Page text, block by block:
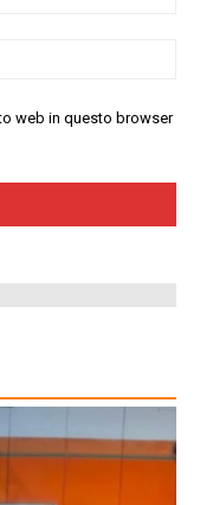
web in questo browser